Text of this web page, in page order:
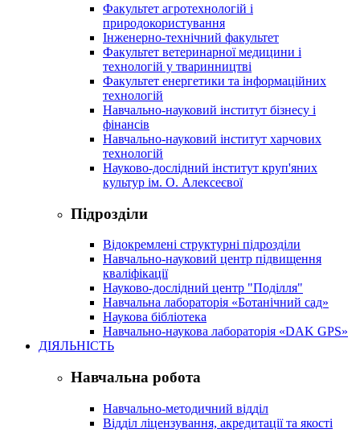
Факультет агротехнологій і
природокористування
Інженерно-технічний факультет
Факультет ветеринарної медицини і
технологій у тваринництві
Факультет енергетики та інформаційних
технологій
Навчально-науковий інститут бізнесу і
фінансів
Навчально-науковий інститут харчових
технологій
Науково-дослідний інститут круп'яних
культур ім. О. Алексеєвої
Підрозділи
Відокремлені структурні підрозділи
Навчально-науковий центр підвищення
кваліфікації
Науково-дослідний центр "Поділля"
Навчальна лабораторія «Ботанічний сад»
Наукова бібліотека
Навчально-наукова лабораторія «DAK GPS»
ДІЯЛЬНІСТЬ
Навчальна робота
Навчально-методичний відділ
Відділ ліцензування, акредитації та якості